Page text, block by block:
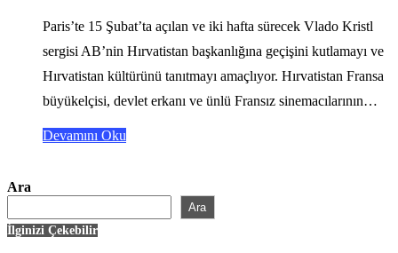
Paris’te 15 Şubat’ta açılan ve iki hafta sürecek Vlado Kristl
sergisi AB’nin Hırvatistan başkanlığına geçişini kutlamayı ve
Hırvatistan kültürünü tanıtmayı amaçlıyor. Hırvatistan Fransa
büyükelçisi, devlet erkanı ve ünlü Fransız sinemacılarının…
Devamını Oku
Ara
Ara
İlginizi Çekebilir